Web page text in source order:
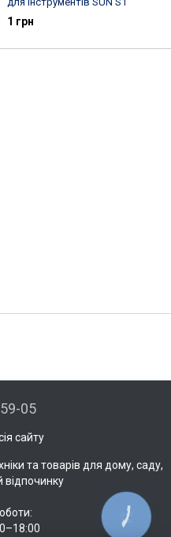
1 грн
05
сайту
та товарів для дому, саду,
відпочинку
КНОПКА
ЗВ'ЯЗКУ